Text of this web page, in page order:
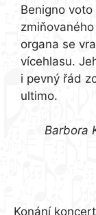
Benigno
organa se
vícehlasu.
i pevný řád
ultimo.
Barbora
Konání